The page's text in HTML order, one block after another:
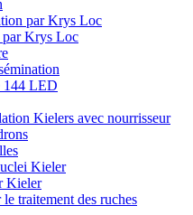
par Krys Loc
par Krys Loc
144 LED
Kielers avec nourrisseur
Kieler
Kieler
traitement des ruches